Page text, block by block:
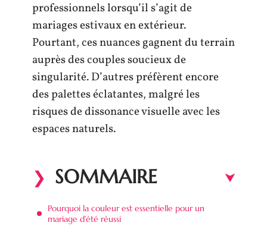
professionnels lorsqu’il s’agit de
mariages estivaux en extérieur.
Pourtant, ces nuances gagnent du terrain
auprès des couples soucieux de
singularité. D’autres préfèrent encore
des palettes éclatantes, malgré les
risques de dissonance visuelle avec les
espaces naturels.
SOMMAIRE
Pourquoi la couleur est essentielle pour un
mariage d’été réussi